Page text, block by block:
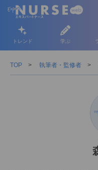
トレンド 学ぶ
TOP 執筆者・監修者